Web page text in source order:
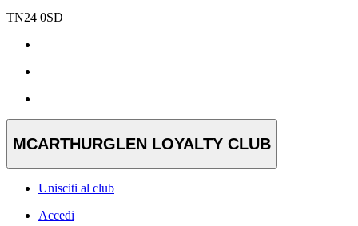
TN24 0SD
MCARTHURGLEN LOYALTY CLUB
Unisciti al club
Accedi